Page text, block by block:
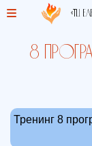
«ТЦ
8
Тренинг 8